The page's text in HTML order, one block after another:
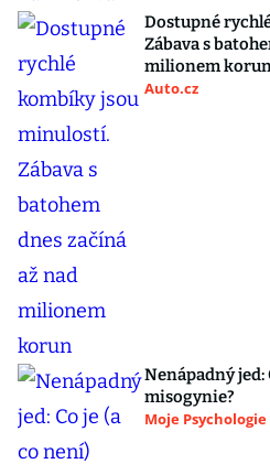
Dostupné
Zábava s
milionem
Auto.cz
Nenápadný jed:
misogynie?
Moje Psychologie